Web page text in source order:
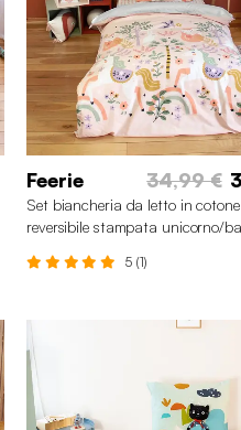
Feerie 34,99 €
Set biancheria da letto in cotone
reversibile stampata unicorno/
5 (1)